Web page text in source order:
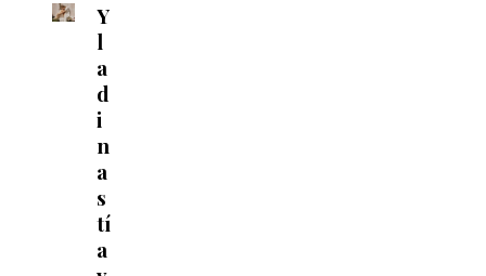
Y
l
a
d
i
n
a
s
tí
a